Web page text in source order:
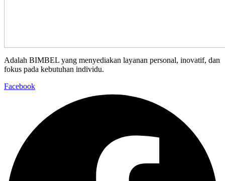
Adalah BIMBEL yang menyediakan layanan personal, inovatif, dan
fokus pada kebutuhan individu.
Facebook